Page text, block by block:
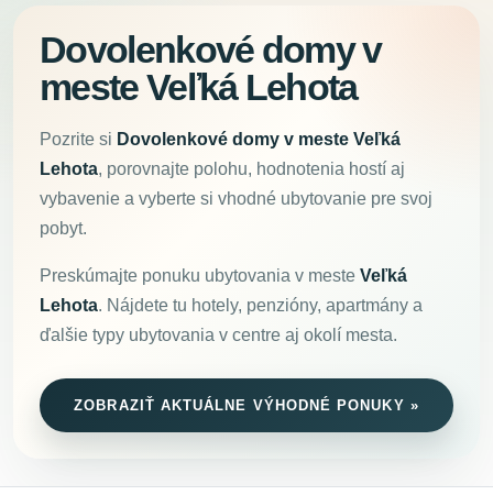
Dovolenkové domy v
meste Veľká Lehota
Pozrite si Dovolenkové domy v meste Veľká
Lehota, porovnajte polohu, hodnotenia hostí aj
vybavenie a vyberte si vhodné ubytovanie pre svoj
pobyt.
Preskúmajte ponuku ubytovania v meste Veľká
Lehota. Nájdete tu hotely, penzióny, apartmány a
ďalšie typy ubytovania v centre aj okolí mesta.
ZOBRAZIŤ AKTUÁLNE VÝHODNÉ PONUKY »